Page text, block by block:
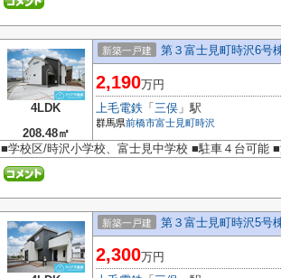
4LDK
208.48㎡
新築一戸建 第３富士見町時沢6号
2,190万円
上毛電鉄 「 三俣 」駅
群馬県前橋市富士見町時沢
■学校区/時沢小学校、富士見中学校 ■駐車４台可能
新築一戸建 第３富士見町時沢5号
2,300万円